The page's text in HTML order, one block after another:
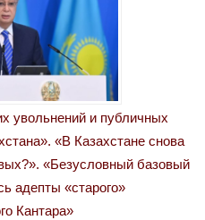
увольнений и публичных
«В Казахстане снова
«Безусловный базовый
адепты «старого»
Кантара»